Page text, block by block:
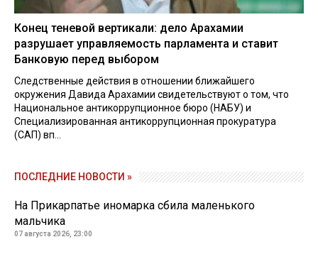
Конец теневой вертикали: дело Арахамии
разрушает управляемость парламента и ставит
Банковую перед выбором
Следственные действия в отношении ближайшего
окружения Давида Арахамии свидетельствуют о том, что
Национальное антикоррупционное бюро (НАБУ) и
Специализированная антикоррупционная прокуратура
(САП) вп...
ПОСЛЕДНИЕ НОВОСТИ »
На Прикарпатье иномарка сбила маленького
мальчика
07 августа 2026, 23:00